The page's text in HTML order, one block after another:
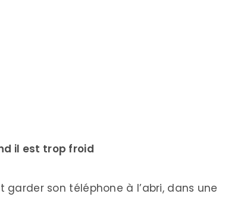
il est trop froid
son téléphone à l’abri, dans une